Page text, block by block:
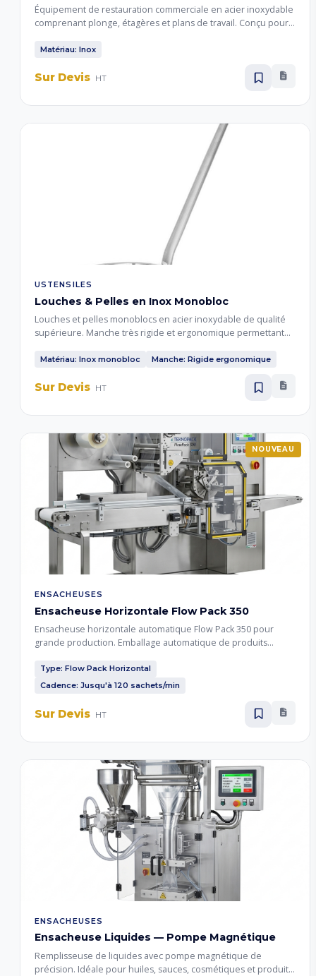
Équipement de restauration commerciale en acier inoxydable
comprenant plonge, étagères et plans de travail. Conçu pour
nécessitant des installations hygiéniques et durables.
Matériau: Inox
Sur Devis HT
USTENSILES
Louches & Pelles en Inox Monobloc
Louches et pelles monoblocs en acier inoxydable de qualité
supérieure. Manche très rigide et ergonomique permettant
Construction solide qui ne se plie pas après une utilisation
Matériau: Inox monobloc Manche: Rigide ergonomique
Sur Devis HT
NOUVEAU
ENSACHEUSES
Ensacheuse Horizontale Flow Pack 350
Ensacheuse horizontale automatique Flow Pack 350 pour
grande production. Emballage automatique de produits
hermétiques.
Type: Flow Pack Horizontal
Cadence: Jusqu'à 120 sachets/min
Sur Devis HT
ENSACHEUSES
Ensacheuse Liquides — Pompe Magnétique
Remplisseuse de liquides avec pompe magnétique de
précision. Idéale pour huiles, sauces, cosmétiques et produits